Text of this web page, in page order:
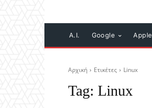
A.I. Google Apple
Αρχική Ετικέτες Linux
Tag: Linux